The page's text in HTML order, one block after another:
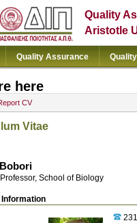
Quality
Aristotle
Quality Assurance
here
CV
Vitae
School of Biology